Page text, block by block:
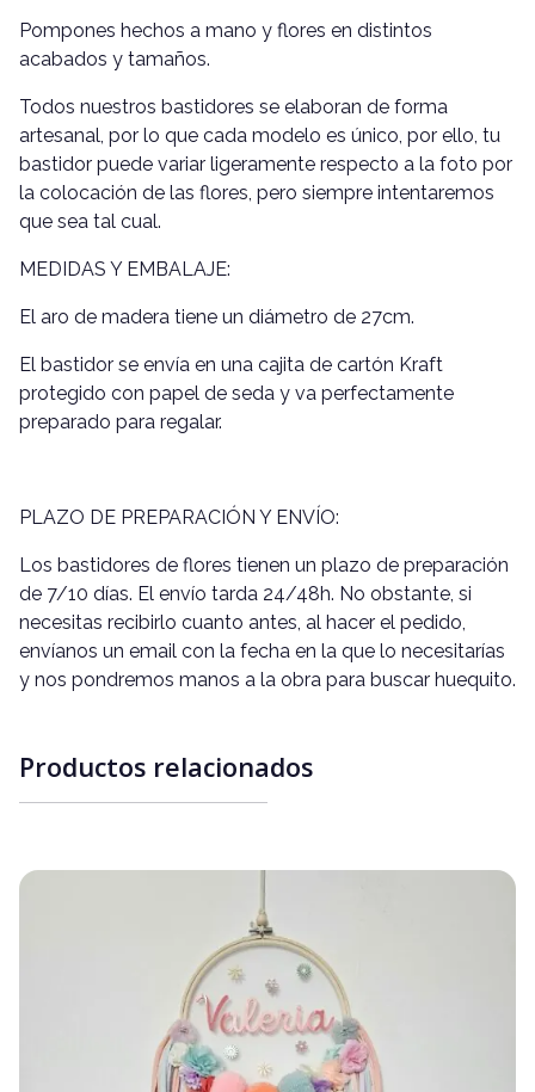
Pompones hechos a mano y flores en distintos
acabados y tamaños.
Todos nuestros bastidores se elaboran de forma
artesanal, por lo que cada modelo es único, por ello, tu
bastidor puede variar ligeramente respecto a la foto por
la colocación de las flores, pero siempre intentaremos
que sea tal cual.
MEDIDAS Y EMBALAJE:
El aro de madera tiene un diámetro de 27cm.
El bastidor se envía en una cajita de cartón Kraft
protegido con papel de seda y va perfectamente
preparado para regalar.
PLAZO DE PREPARACIÓN Y ENVÍO:
Los bastidores de flores tienen un plazo de preparación
de 7/10 días. El envío tarda 24/48h. No obstante, si
necesitas recibirlo cuanto antes, al hacer el pedido,
envíanos un email con la fecha en la que lo necesitarías
y nos pondremos manos a la obra para buscar huequito.
Productos relacionados